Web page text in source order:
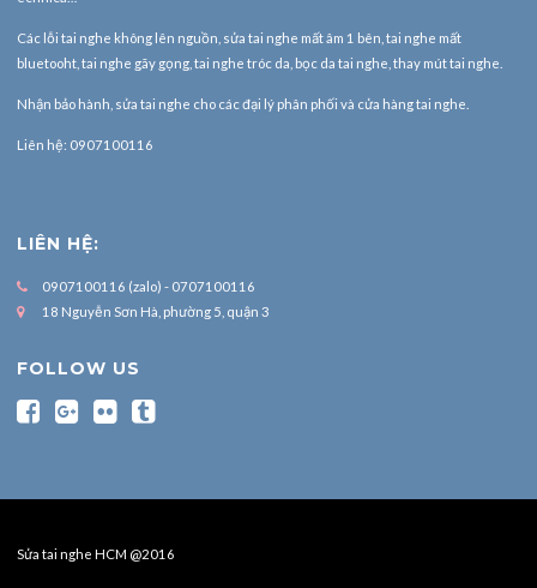
Các lỗi tai nghe không lên nguồn, sửa tai nghe mất âm 1 bên, tai nghe mất
bluetooht, tai nghe gãy gọng, tai nghe tróc da, bọc da tai nghe, thay mút tai nghe.
Nhận bảo hành, sửa tai nghe cho các đại lý phân phối và cửa hàng tai nghe.
Liên hệ: 0907100116
LIÊN HỆ:
0907100116 (zalo) - 0707100116
18 Nguyễn Sơn Hà, phường 5, quận 3
FOLLOW US
Sửa tai nghe HCM @2016